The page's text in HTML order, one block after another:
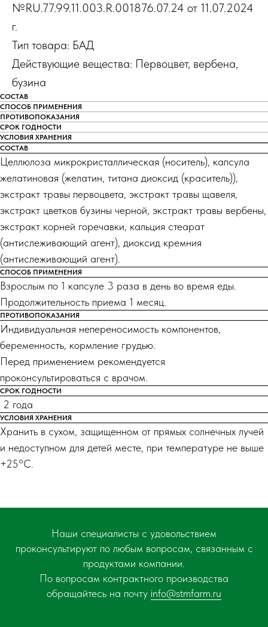
№RU.77.99.11.003.R.001876.07.24 от 11.07.2024
г.
Тип товара: БАД
Действующие вещества: Первоцвет, вербена,
бузина
СОСТАВ
СПОСОБ ПРИМЕНЕНИЯ
ПРОТИВОПОКАЗАНИЯ
СРОК ГОДНОСТИ
УСЛОВИЯ ХРАНЕНИЯ
СОСТАВ
Целлюлоза микрокристаллическая (носитель), капсула
желатиновая (желатин, титана диоксид (краситель)),
экстракт травы первоцвета, экстракт травы щавеля,
экстракт цветков бузины черной, экстракт травы вербены,
экстракт корней горечавки, кальция стеарат
(антислеживающий агент), диоксид кремния
(антислеживающий агент).
СПОСОБ ПРИМЕНЕНИЯ
Взрослым по 1 капсуле 3 раза в день во время еды.
Продолжительность приема 1 месяц.
ПРОТИВОПОКАЗАНИЯ
Индивидуальная непереносимость компонентов,
беременность, кормление грудью.
Перед применением рекомендуется
проконсультироваться с врачом.
СРОК ГОДНОСТИ
2 года
УСЛОВИЯ ХРАНЕНИЯ
Хранить в сухом, защищенном от прямых солнечных лучей
и недоступном для детей месте, при температуре не выше
+25°С.
Наши специалисты с удовольствием
проконсультируют по любым вопросам, связанным с
продуктами компании.
По вопросам контрактного производства
обращайтесь на почту info@stmfarm.ru